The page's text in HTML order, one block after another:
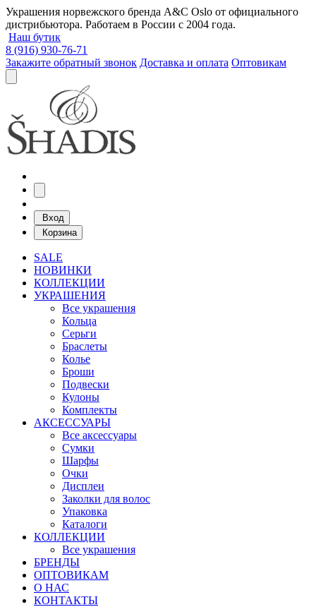
Украшения норвежского бренда A&C Oslo от официального
дистрибьютора. Работаем в России с 2004 года.
Наш бутик
8 (916) 930-76-71
Закажите обратный звонок Доставка и оплата Оптовикам
Вход
Корзина
SALE
НОВИНКИ
КОЛЛЕКЦИИ
УКРАШЕНИЯ
Все украшения
Кольца
Серьги
Браслеты
Колье
Броши
Подвески
Кулоны
Комплекты
АКСЕССУАРЫ
Все аксессуары
Сумки
Шарфы
Очки
Дисплеи
Заколки для волос
Упаковка
Каталоги
КОЛЛЕКЦИИ
Все украшения
БРЕНДЫ
ОПТОВИКАМ
О НАС
КОНТАКТЫ